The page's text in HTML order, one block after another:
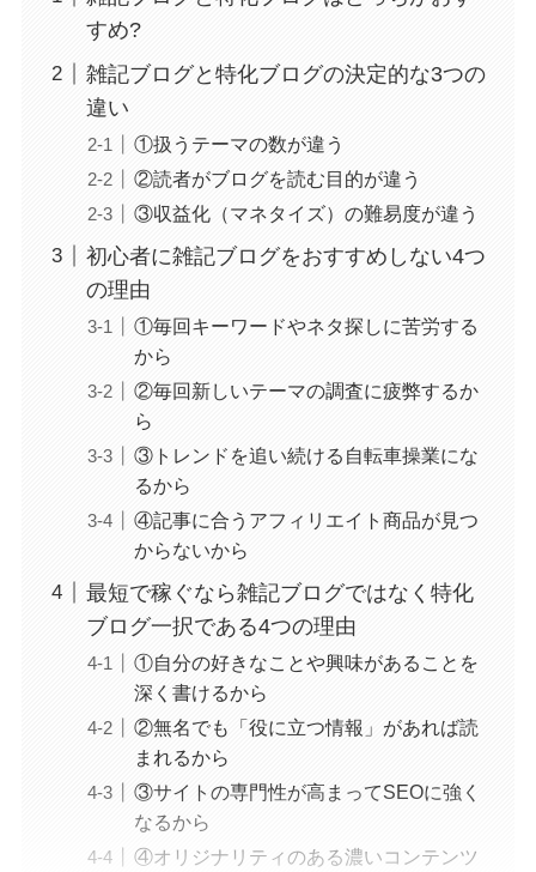
すめ?
雑記ブログと特化ブログの決定的な3つの
違い
①扱うテーマの数が違う
②読者がブログを読む目的が違う
③収益化（マネタイズ）の難易度が違う
初心者に雑記ブログをおすすめしない4つ
の理由
①毎回キーワードやネタ探しに苦労する
から
②毎回新しいテーマの調査に疲弊するか
ら
③トレンドを追い続ける自転車操業にな
るから
④記事に合うアフィリエイト商品が見つ
からないから
最短で稼ぐなら雑記ブログではなく特化
ブログ一択である4つの理由
①自分の好きなことや興味があることを
深く書けるから
②無名でも「役に立つ情報」があれば読
まれるから
③サイトの専門性が高まってSEOに強く
なるから
④オリジナリティのある濃いコンテンツ